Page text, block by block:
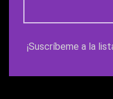
¡Suscríbeme a la